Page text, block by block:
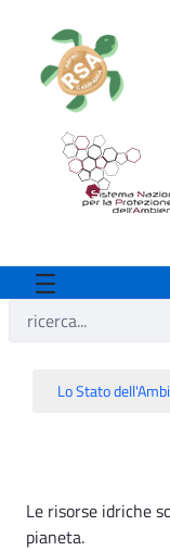
Lo Stato
Le risorse idriche
pianeta.